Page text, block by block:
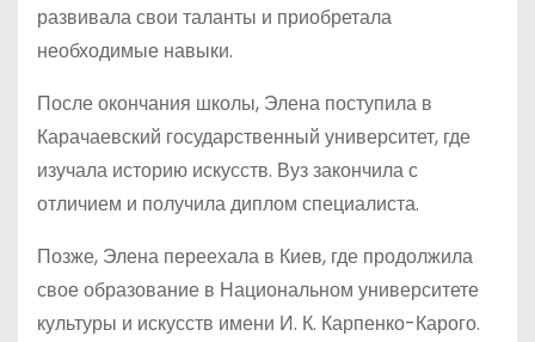
развивала свои таланты и приобретала
необходимые навыки.
После окончания школы, Элена поступила в
Карачаевский государственный университет, где
изучала историю искусств. Вуз закончила с
отличием и получила диплом специалиста.
Позже, Элена переехала в Киев, где продолжила
свое образование в Национальном университете
культуры и искусств имени И. К. Карпенко-Карого.